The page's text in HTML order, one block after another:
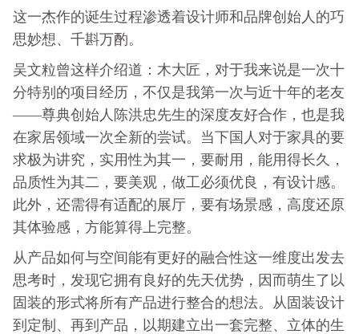
这一杰作的诞生过程渗透着设计师和品牌创始人的巧
思妙想、千斟万酌。
吴文粒曾这样介绍道：木大匠，对于我来说是一次十
分特别的项目经历，不仅是我第一次与近十年的老友
——尊典创始人陈洪忠先生的深度友好合作，也是我
在家居领域一次全新的尝试。当下国人对于家具的要
求极为讲究，实用性为其一，要耐用，能用得长久，
品质性为其二，要美观，做工必须优良，有设计感。
此外，还需得有适配的展厅，要有场景感，高度还原
其体验感，方能算得上完整。
从产品如何与空间能有更好的融合性这一维度出发去
思考时，发现它拥有良好的先天优势，因而萌生了以
固装的形式将所有产品进行整合的想法。从固装设计
到定制、再到产品，以期建立出一套完整、立体的生